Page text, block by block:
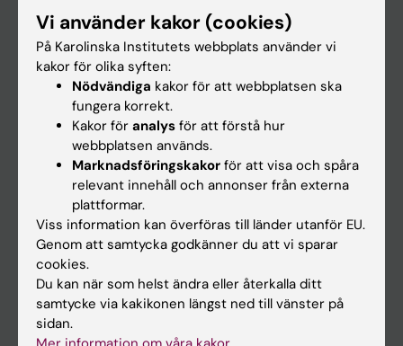
Ladok
Canvas
Schema
Studentmejlen
Kurs- och programwebbar
Student på KI
Medarbetare
Medarbetarportalen
Kontakta och besök KI
Universitetsbiblioteket
Vi använder kakor (cookies)
På Karolinska Institutets webbplats använder vi
kakor för olika syften:
Nödvändiga kakor för att webbplatsen ska
fungera korrekt.
Kakor för analys för att förstå hur
webbplatsen används.
Marknadsföringskakor för att visa och spåra
relevant innehåll och annonser från externa
plattformar.
Viss information kan överföras till länder utanför EU.
Genom att samtycka godkänner du att vi sparar
cookies.
Du kan när som helst ändra eller återkalla ditt
samtycke via kakikonen längst ned till vänster på
sidan.